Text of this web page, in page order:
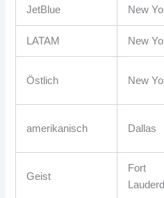
JetBlue New
LATAM New
Östlich New
amerikanisch Dallas
Geist
Fort